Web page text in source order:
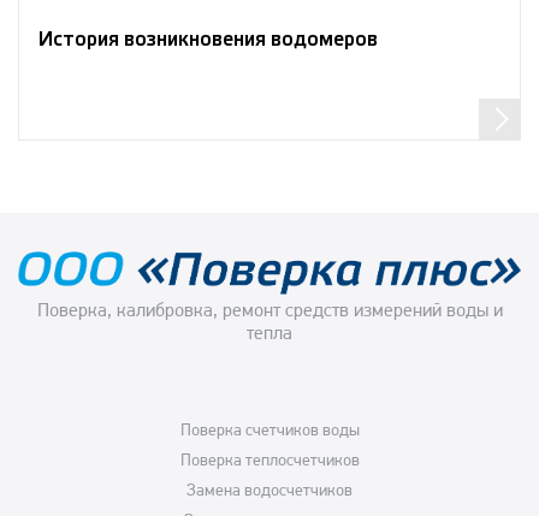
История возникновения водомеров
Поверка, калибровка, ремонт средств измерений воды и
тепла
Поверка счетчиков воды
Поверка теплосчетчиков
Замена водосчетчиков